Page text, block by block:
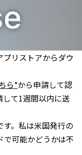
リストアからダウ
ら*から申請して認
て1週間以内に送
。私は米国発行の
で可能かどうかは不